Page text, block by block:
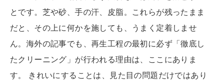
とです。芝や砂、手の汗、皮脂。これらが残ったまま
だと、その上に何かを施しても、うまく定着しませ
ん。海外の記事でも、再生工程の最初に必ず「徹底し
たクリーニング」が行われる理由は、ここにありま
す。 きれいにすることは、見た目の問題だけではあり